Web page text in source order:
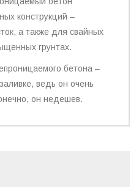
конструкций –
а также для свайных
грунтах.
бетона –
ведь он очень
он недешев.